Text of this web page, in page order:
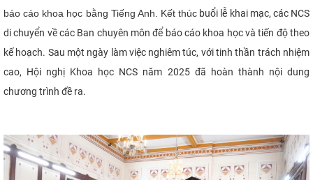
báo cáo khoa học bằng Tiếng Anh. Kết thúc buổi lễ khai mạc, các NCS
di chuyển về các Ban chuyên môn để báo cáo khoa học và tiến độ theo
kế hoạch. Sau một ngày làm việc nghiêm túc, với tinh thần trách nhiệm
cao, Hội nghị Khoa học NCS năm 2025 đã hoàn thành nội dung
chương trình đề ra.